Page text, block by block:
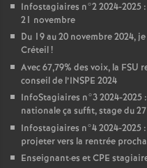
Infostagiaires n°2 2024-2025
21 novembre
Du 19 au 20 novembre 2024,
Créteil!
Avec 67,79% des voix, la FSU
conseil de l’INSPE 2024
InfoStagiaires n°3 2024-2025
nationale ça suffit, stage du
Infostagiaires n°4 2024-2025
projeter vers la rentrée
Enseignant·es etCPE